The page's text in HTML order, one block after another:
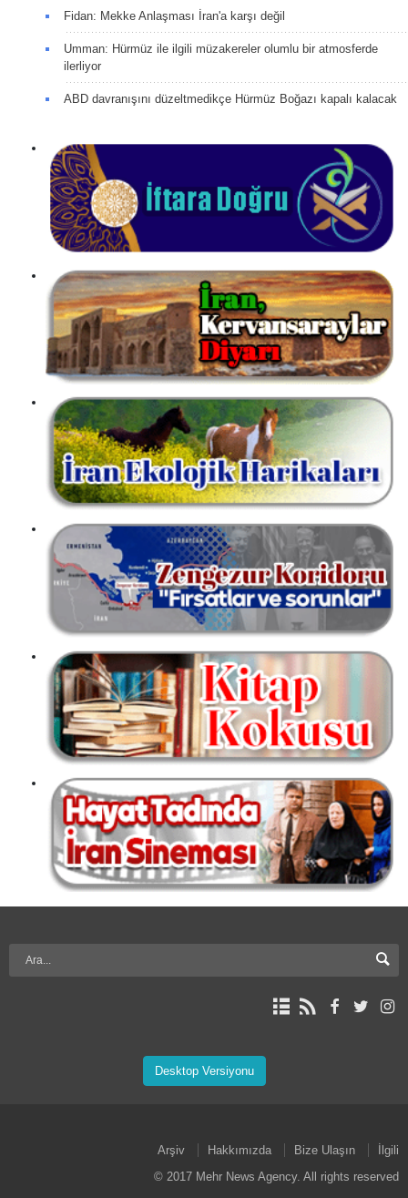
Fidan: Mekke Anlaşması İran'a karşı değil
Umman: Hürmüz ile ilgili müzakereler olumlu bir atmosferde
ilerliyor
ABD davranışını düzeltmedikçe Hürmüz Boğazı kapalı kalacak
Desktop Versiyonu
Arşiv Hakkımızda Bize Ulaşın
İlgili
© 2017 Mehr News Agency. All rights reserved